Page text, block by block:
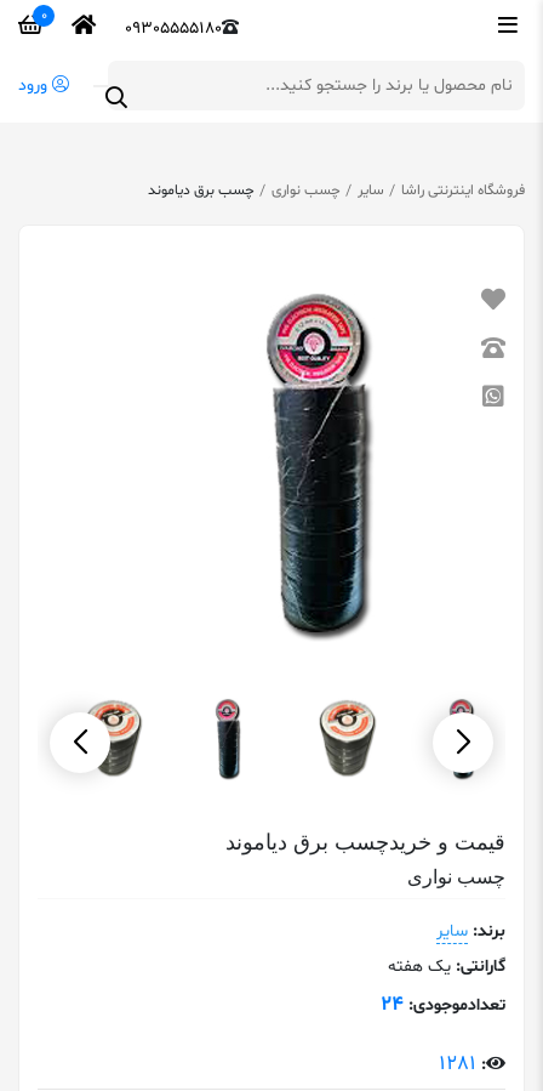
09305555180
0
ورود
فروشگاه اینترنتی راشا سایر چسب نواری چسب برق دیاموند
قیمت و خریدچسب برق دیاموند
چسب نواری
برند: سایر
گارانتی: یک هفته
تعدادموجودی: 24
:
1281